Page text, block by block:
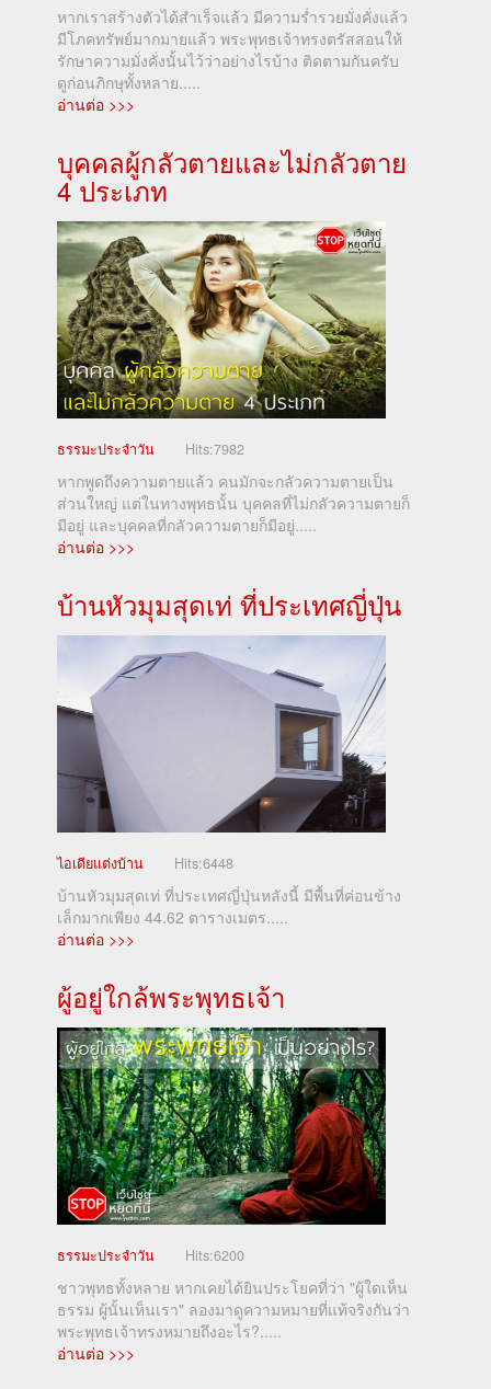
หากเราสร้างตัวได้สำเร็จแล้ว มีความร่ำรวยมั่งคั่งแล้ว
มีโภคทรัพย์มากมายแล้ว พระพุทธเจ้าทรงตรัสสอนให้
รักษาความมั่งคั่งนั้นไว้ว่าอย่างไรบ้าง ติดตามกันครับ
ดูก่อนภิกษุทั้งหลาย.....
อ่านต่อ >>>
บุคคลผู้กลัวตายและไม่กลัวตาย
4 ประเภท
ธรรมะประจำวัน Hits:7982
หากพูดถึงความตายแล้ว คนมักจะกลัวความตายเป็น
ส่วนใหญ่ แต่ในทางพุทธนั้น บุคคลที่ไม่กลัวความตายก็
มีอยู่ และบุคคลที่กลัวความตายก็มีอยู่.....
อ่านต่อ >>>
บ้านหัวมุมสุดเท่ ที่ประเทศญี่ปุ่น
ไอเดียแต่งบ้าน Hits:6448
บ้านหัวมุมสุดเท่ ที่ประเทศญี่ปุ่นหลังนี้ มีพื้นที่ค่อนข้าง
เล็กมากเพียง 44.62 ตารางเมตร.....
อ่านต่อ >>>
ผู้อยู่ใกล้พระพุทธเจ้า
ธรรมะประจำวัน Hits:6200
ชาวพุทธทั้งหลาย หากเคยได้ยินประโยคที่ว่า "ผู้ใดเห็น
ธรรม ผู้นั้นเห็นเรา" ลองมาดูความหมายที่แท้จริงกันว่า
พระพุทธเจ้าทรงหมายถึงอะไร?.....
อ่านต่อ >>>